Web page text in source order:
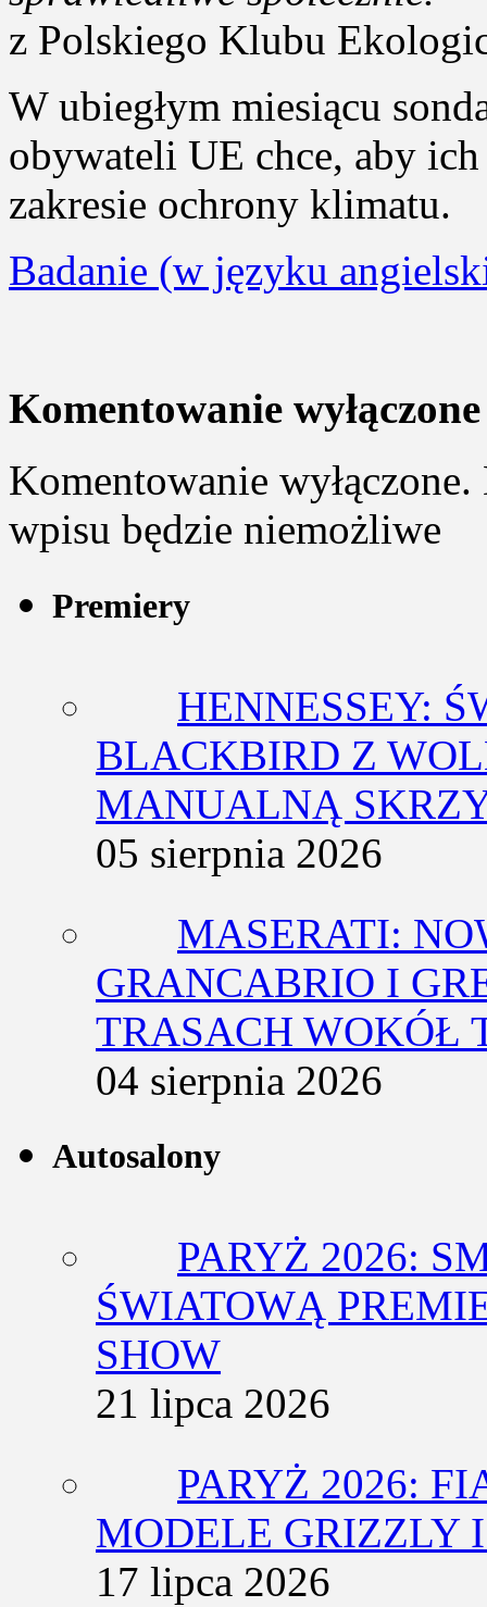
z Polskiego Klubu
W ubiegłym miesiącu
obywateli UE chce, aby
zakresie ochrony klimatu.
Badanie (w języku
Komentowanie wyłączone
Komentowanie
wpisu będzie niemożliwe
Premiery
HENNESSEY:
BLACKBIRD Z
MANUALNĄ
05 sierpnia 2026
MASERATI:
GRANCABRIO I
TRASACH WOKÓŁ
04 sierpnia 2026
Autosalony
PARYŻ 2026:
ŚWIATOWĄ
SHOW
21 lipca 2026
PARYŻ 2026:
MODELE GRIZZLY
17 lipca 2026